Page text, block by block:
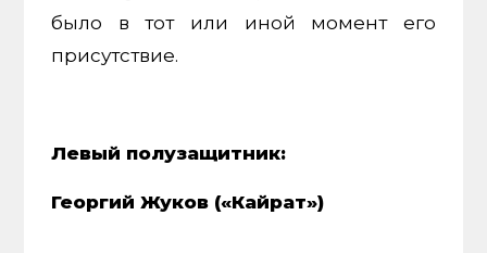
было в тот или иной момент его
присутствие.
Левый полузащитник:
Георгий Жуков («Кайрат»)